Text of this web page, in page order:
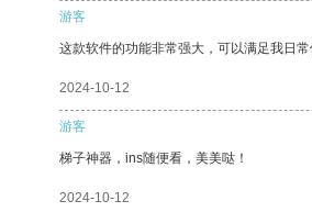
游客
这款软件的功能非常强大，可以满足我日常
2024-10-12
游客
梯子神器，ins随便看，美美哒！
2024-10-12